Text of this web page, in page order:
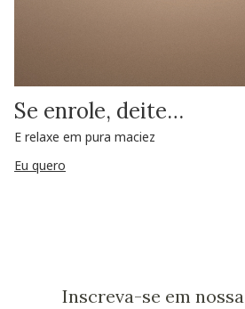
Se enrole, deite…
E relaxe em pura maciez
Eu quero
Inscreva-se em nossa